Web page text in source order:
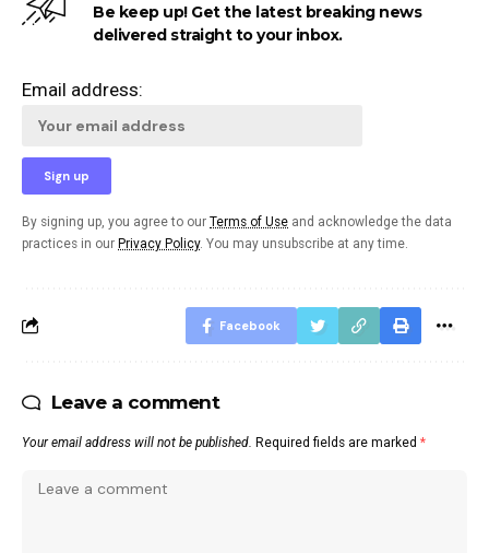
Be keep up! Get the latest breaking news
delivered straight to your inbox.
Email address:
By signing up, you agree to our Terms of Use and acknowledge the data
practices in our Privacy Policy. You may unsubscribe at any time.
Facebook
Leave a comment
Your email address will not be published. Required fields are marked *